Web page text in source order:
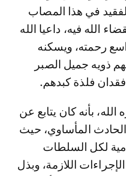
في هذا المصاب
الله فيه، داعيا الله
رحمته، ويسكنه
ذويه جميل الصبر
فلذة كبدهم.
الله، بأنه كان يتابع عن
المأساوي، حيث
لكل السلطات
اللازمة، وبذل